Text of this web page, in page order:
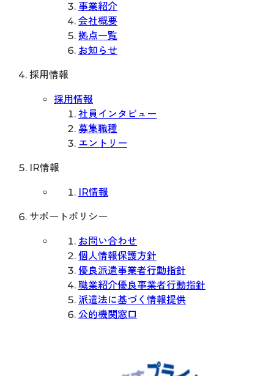
事業紹介
会社概要
拠点一覧
お知らせ
採用情報
採用情報
社員インタビュー
募集職種
エントリー
IR情報
IR情報
サポートポリシー
お問い合わせ
個人情報保護方針
優良派遣事業者行動指針
職業紹介優良事業者行動指針
派遣法に基づく情報提供
公的機関窓口